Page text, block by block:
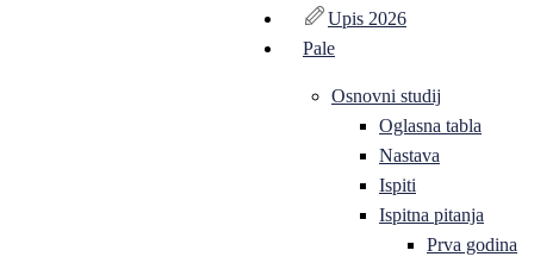
Upis 2026
Pale
Osnovni studij
Oglasna tabla
Nastava
Ispiti
Ispitna pitanja
Prva godina